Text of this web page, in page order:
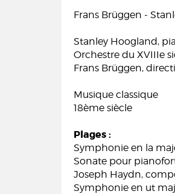
Frans Brüggen -
Stanley Hoogland,
Orchestre du XVIIIe
Frans Brüggen,
Musique classique
18ème siècle
Plages :
Symphonie en la
Sonate pour
Joseph Haydn,
Symphonie en ut